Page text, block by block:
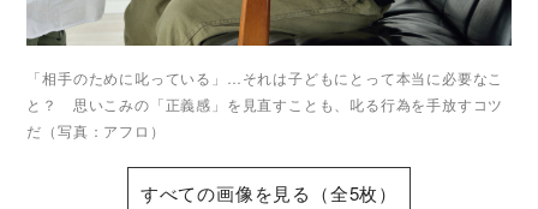
「相手のために叱っている」…それは子どもにとって本当に必要なこ
と？ 思いこみの「正義感」を見直すことも、叱る行為を手放すコツ
だ（写真：アフロ）
すべての画像を見る（全5枚）